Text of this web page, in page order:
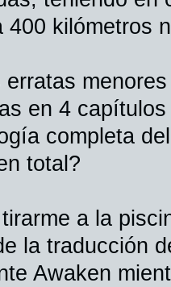
400 kilómetros
erratas
en 4
completa
total?
a la
la traducción
Awaken